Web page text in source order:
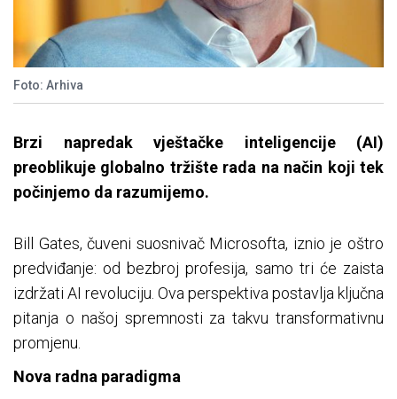
Foto: Arhiva
Brzi napredak vještačke inteligencije (AI)
preoblikuje globalno tržište rada na način koji tek
počinjemo da razumijemo.
Bill Gates, čuveni suosnivač Microsofta, iznio je oštro
predviđanje: od bezbroj profesija, samo tri će zaista
izdržati AI revoluciju. Ova perspektiva postavlja ključna
pitanja o našoj spremnosti za takvu transformativnu
promjenu.
Nova radna paradigma